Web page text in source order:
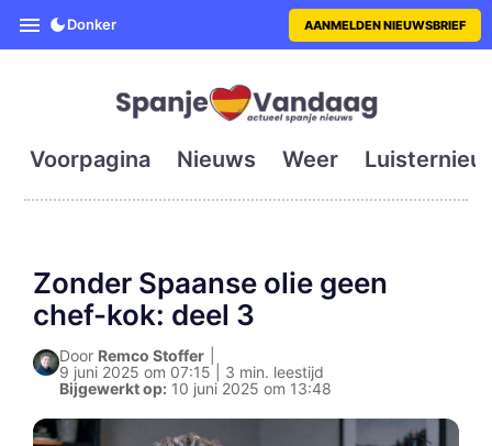
SpanjeVandaag is de eerste
Donker AANMELDEN NIEUWSBRIEF
Voorpagina Nieuws Weer
Zonder Spaanse olie geen
chef-kok: deel 3
Door Remco Stoffer
9 juni 2025 om 07:15 | 3 min. leestijd
Bijgewerkt op: 10 juni 2025 om 13:48